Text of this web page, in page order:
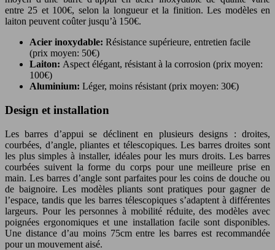
entre 25 et 100€, selon la longueur et la finition. Les modèles en
laiton peuvent coûter jusqu’à 150€.
Acier inoxydable: Résistance supérieure, entretien facile
(prix moyen: 50€)
Laiton: Aspect élégant, résistant à la corrosion (prix moyen:
100€)
Aluminium: Léger, moins résistant (prix moyen: 30€)
Design et installation
Les barres d’appui se déclinent en plusieurs designs : droites,
courbées, d’angle, pliantes et télescopiques. Les barres droites sont
les plus simples à installer, idéales pour les murs droits. Les barres
courbées suivent la forme du corps pour une meilleure prise en
main. Les barres d’angle sont parfaites pour les coins de douche ou
de baignoire. Les modèles pliants sont pratiques pour gagner de
l’espace, tandis que les barres télescopiques s’adaptent à différentes
largeurs. Pour les personnes à mobilité réduite, des modèles avec
poignées ergonomiques et une installation facile sont disponibles.
Une distance d’au moins 75cm entre les barres est recommandée
pour un mouvement aisé.